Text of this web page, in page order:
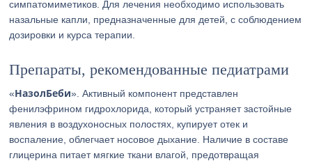
симпатомиметиков. Для лечения необходимо использовать
назальные капли, предназначенные для детей, с соблюдением
дозировки и курса терапии.
Препараты, рекомендованные педиатрами
«НазолБеби». Активный компонент представлен
фенилэфрином гидрохлорида, который устраняет застойные
явления в воздухоносных полостях, купирует отек и
воспаление, облегчает носовое дыхание. Наличие в составе
глицерина питает мягкие ткани влагой, предотвращая